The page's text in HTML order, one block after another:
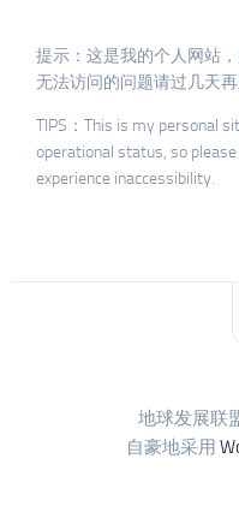
提示：这是我的个人网站
无法访问的问题请过几天再
TIPS：This is my personal
operational status, so
experience inaccessibility.
地球发展联
自豪地采用